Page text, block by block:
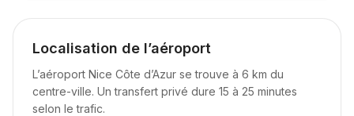
Localisation de l’aéroport
L’aéroport Nice Côte d’Azur se trouve à 6 km du
centre-ville. Un transfert privé dure 15 à 25 minutes
selon le trafic.